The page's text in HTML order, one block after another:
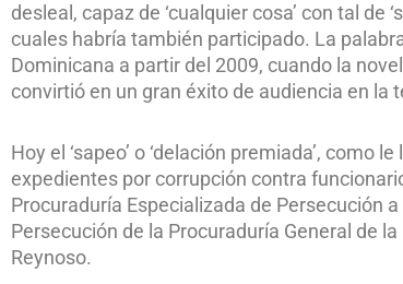
desleal, capaz de ‘cualquier cosa’ con tal
cuales habría también participado. La palabra
Dominicana a partir del 2009, cuando la
convirtió en un gran éxito de audiencia en la
Hoy el ‘sapeo’ o ‘delación premiada’,
expedientes por corrupción contra
Procuraduría Especializada de Persecución
Persecución de la Procuraduría General de
Reynoso.